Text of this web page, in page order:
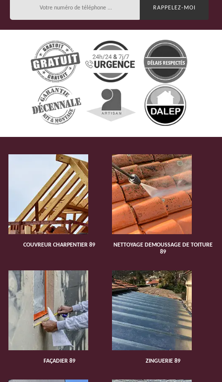
COUVREUR CHARPENTIER 89
NETTOYAGE DEMOUSSAGE DE TOITURE
89
FAÇADIER 89 ZINGUERIE 89